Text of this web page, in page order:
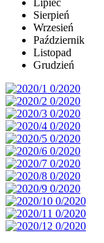
Lipiec
Sierpień
Wrzesień
Październik
Listopad
Grudzień